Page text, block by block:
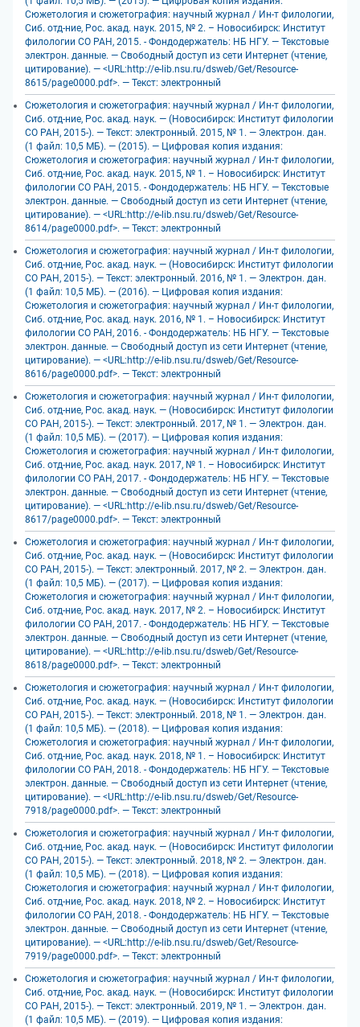
Сюжетология и сюжетография: научный журнал / Ин-т филологии,
Сиб. отд-ние, Рос. акад. наук. 2015, № 2. – Новосибирск: Институт
филологии СО РАН, 2015. - Фондодержатель: НБ НГУ. — Текстовые
электрон. данные. — Свободный доступ из сети Интернет (чтение,
цитирование). — <URL:http://e-lib.nsu.ru/dsweb/Get/Resource-
8615/page0000.pdf>. — Текст: электронный
Сюжетология и сюжетография: научный журнал / Ин-т филологии,
Сиб. отд-ние, Рос. акад. наук. — (Новосибирск: Институт филологии
СО РАН, 2015-). — Текст: электронный. 2015, № 1. — Электрон. дан.
(1 файл: 10,5 МБ). — (2015). — Цифровая копия издания:
Сюжетология и сюжетография: научный журнал / Ин-т филологии,
Сиб. отд-ние, Рос. акад. наук. 2015, № 1. – Новосибирск: Институт
филологии СО РАН, 2015. - Фондодержатель: НБ НГУ. — Текстовые
электрон. данные. — Свободный доступ из сети Интернет (чтение,
цитирование). — <URL:http://e-lib.nsu.ru/dsweb/Get/Resource-
8614/page0000.pdf>. — Текст: электронный
Сюжетология и сюжетография: научный журнал / Ин-т филологии,
Сиб. отд-ние, Рос. акад. наук. — (Новосибирск: Институт филологии
СО РАН, 2015-). — Текст: электронный. 2016, № 1. — Электрон. дан.
(1 файл: 10,5 МБ). — (2016). — Цифровая копия издания:
Сюжетология и сюжетография: научный журнал / Ин-т филологии,
Сиб. отд-ние, Рос. акад. наук. 2016, № 1. – Новосибирск: Институт
филологии СО РАН, 2016. - Фондодержатель: НБ НГУ. — Текстовые
электрон. данные. — Свободный доступ из сети Интернет (чтение,
цитирование). — <URL:http://e-lib.nsu.ru/dsweb/Get/Resource-
8616/page0000.pdf>. — Текст: электронный
Сюжетология и сюжетография: научный журнал / Ин-т филологии,
Сиб. отд-ние, Рос. акад. наук. — (Новосибирск: Институт филологии
СО РАН, 2015-). — Текст: электронный. 2017, № 1. — Электрон. дан.
(1 файл: 10,5 МБ). — (2017). — Цифровая копия издания:
Сюжетология и сюжетография: научный журнал / Ин-т филологии,
Сиб. отд-ние, Рос. акад. наук. 2017, № 1. – Новосибирск: Институт
филологии СО РАН, 2017. - Фондодержатель: НБ НГУ. — Текстовые
электрон. данные. — Свободный доступ из сети Интернет (чтение,
цитирование). — <URL:http://e-lib.nsu.ru/dsweb/Get/Resource-
8617/page0000.pdf>. — Текст: электронный
Сюжетология и сюжетография: научный журнал / Ин-т филологии,
Сиб. отд-ние, Рос. акад. наук. — (Новосибирск: Институт филологии
СО РАН, 2015-). — Текст: электронный. 2017, № 2. — Электрон. дан.
(1 файл: 10,5 МБ). — (2017). — Цифровая копия издания:
Сюжетология и сюжетография: научный журнал / Ин-т филологии,
Сиб. отд-ние, Рос. акад. наук. 2017, № 2. – Новосибирск: Институт
филологии СО РАН, 2017. - Фондодержатель: НБ НГУ. — Текстовые
электрон. данные. — Свободный доступ из сети Интернет (чтение,
цитирование). — <URL:http://e-lib.nsu.ru/dsweb/Get/Resource-
8618/page0000.pdf>. — Текст: электронный
Сюжетология и сюжетография: научный журнал / Ин-т филологии,
Сиб. отд-ние, Рос. акад. наук. — (Новосибирск: Институт филологии
СО РАН, 2015-). — Текст: электронный. 2018, № 1. — Электрон. дан.
(1 файл: 10,5 МБ). — (2018). — Цифровая копия издания:
Сюжетология и сюжетография: научный журнал / Ин-т филологии,
Сиб. отд-ние, Рос. акад. наук. 2018, № 1. – Новосибирск: Институт
филологии СО РАН, 2018. - Фондодержатель: НБ НГУ. — Текстовые
электрон. данные. — Свободный доступ из сети Интернет (чтение,
цитирование). — <URL:http://e-lib.nsu.ru/dsweb/Get/Resource-
7918/page0000.pdf>. — Текст: электронный
Сюжетология и сюжетография: научный журнал / Ин-т филологии,
Сиб. отд-ние, Рос. акад. наук. — (Новосибирск: Институт филологии
СО РАН, 2015-). — Текст: электронный. 2018, № 2. — Электрон. дан.
(1 файл: 10,5 МБ). — (2018). — Цифровая копия издания:
Сюжетология и сюжетография: научный журнал / Ин-т филологии,
Сиб. отд-ние, Рос. акад. наук. 2018, № 2. – Новосибирск: Институт
филологии СО РАН, 2018. - Фондодержатель: НБ НГУ. — Текстовые
электрон. данные. — Свободный доступ из сети Интернет (чтение,
цитирование). — <URL:http://e-lib.nsu.ru/dsweb/Get/Resource-
7919/page0000.pdf>. — Текст: электронный
Сюжетология и сюжетография: научный журнал / Ин-т филологии,
Сиб. отд-ние, Рос. акад. наук. — (Новосибирск: Институт филологии
СО РАН, 2015-). — Текст: электронный. 2019, № 1. — Электрон. дан.
(1 файл: 10,5 МБ). — (2019). — Цифровая копия издания: